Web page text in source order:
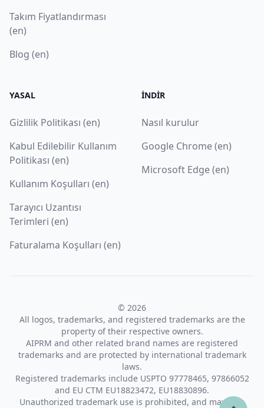
Takım Fiyatlandırması
(en)
Blog (en)
YASAL
Gizlilik Politikası (en)
Kabul Edilebilir Kullanım
Politikası (en)
Kullanım Koşulları (en)
Tarayıcı Uzantısı
Terimleri (en)
Faturalama Koşulları (en)
İNDIR
Nasıl kurulur
Google Chrome (en)
Microsoft Edge (en)
© 2026
All logos, trademarks, and registered trademarks are the
property of their respective owners.
AIPRM and other related brand names are registered
trademarks and are protected by international trademark
laws.
Registered trademarks include USPTO 97778465, 97866052
and EU CTM EU18823472, EU18830896.
Unauthorized trademark use is prohibited, and may be a